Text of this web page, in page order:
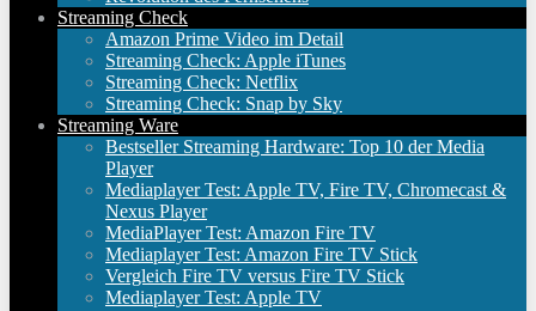
Streaming Check
Amazon Prime Video im Detail
Streaming Check: Apple iTunes
Streaming Check: Netflix
Streaming Check: Snap by Sky
Streaming Ware
Bestseller Streaming Hardware: Top 10 der Media
Player
Mediaplayer Test: Apple TV, Fire TV, Chromecast &
Nexus Player
MediaPlayer Test: Amazon Fire TV
Mediaplayer Test: Amazon Fire TV Stick
Vergleich Fire TV versus Fire TV Stick
Mediaplayer Test: Apple TV